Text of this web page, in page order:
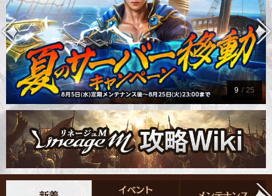
9 / 25